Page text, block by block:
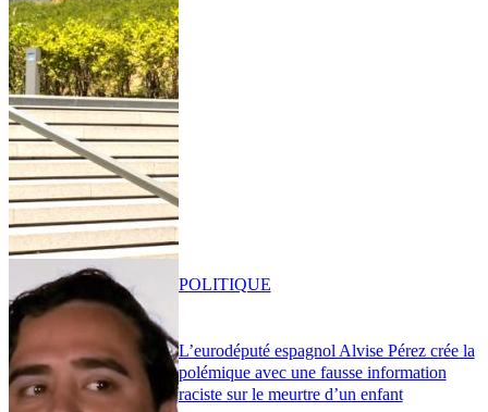
L’eurodéputé espagnol Alvise Pérez crée la
polémique avec une fausse information
raciste sur le meurtre d’un enfant
POLITIQUE